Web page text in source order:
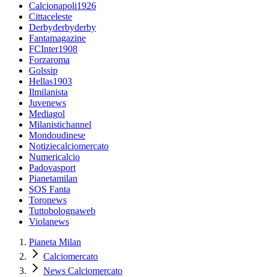
Calcionapoli1926
Cittaceleste
Derbyderbyderby
Fantamagazine
FCInter1908
Forzaroma
Golssip
Hellas1903
Ilmilanista
Juvenews
Mediagol
Milanistichannel
Mondoudinese
Notiziecalciomercato
Numericalcio
Padovasport
Pianetamilan
SOS Fanta
Toronews
Tuttobolognaweb
Violanews
Pianeta Milan
Calciomercato
News Calciomercato